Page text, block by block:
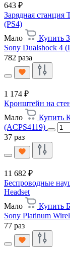
643 ₽
Зарядная станция
(PS4)
Мало
Купить
Sony Dualshock 4
782 раза
1 174 ₽
Кронштейн на
Мало
Купить
(ACPS4119)
37 раз
11 682 ₽
Беспроводные
Headset
Мало
Купить
Sony Platinum
77 раз